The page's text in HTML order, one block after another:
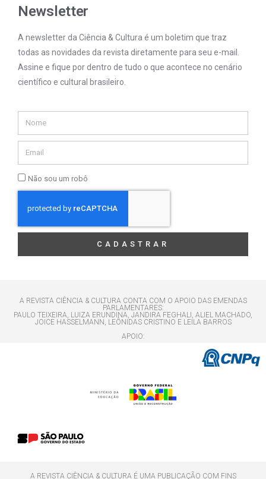
Newsletter
A newsletter da Ciência & Cultura é um boletim que traz
todas as novidades da revista diretamente para seu e-mail.
Assine e fique por dentro de tudo o que acontece no cenário
científico e cultural brasileiro.
Não sou um robô
CADASTRAR
A REVISTA CIÊNCIA & CULTURA CONTA COM O APOIO DAS EMENDAS
PARLAMENTARES:
PAULO TEIXEIRA, LUIZA ERUNDINA, JANDIRA FEGHALI, ALIEL MACHADO,
JOICE HASSELMANN, LEÔNIDAS CRISTINO E LEILA BARROS
APOIO:
A REVISTA CIÊNCIA & CULTURA É UMA PUBLICAÇÃO COM FINS